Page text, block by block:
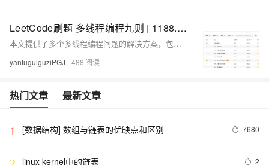
LeetCode刷题 多线程编程九则 | 1188. 设计有限阻塞队列 1242. 多线程网页爬虫 1279. 红绿灯路口
本文提供了多个多线程编程问题的解决方案，包括设计有限阻塞队列、多线程网页爬虫、红绿灯路口等，每个问题都给出了至少一种实现方法，涵盖了互斥锁、条件变量、信号量等线程同步机制的使用。
yantuguiguziPGJ 488
热门文章 最新文章
1 [数据结构] 数组与链表的优缺点和区别 7680
linux kernel中的链表 2